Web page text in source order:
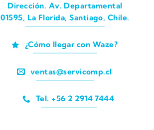
Dirección. Av. Departamental
01595, La Florida, Santiago, Chile.
¿Cómo llegar con Waze?
ventas@servicomp.cl
Tel. +56 2 2914 7444